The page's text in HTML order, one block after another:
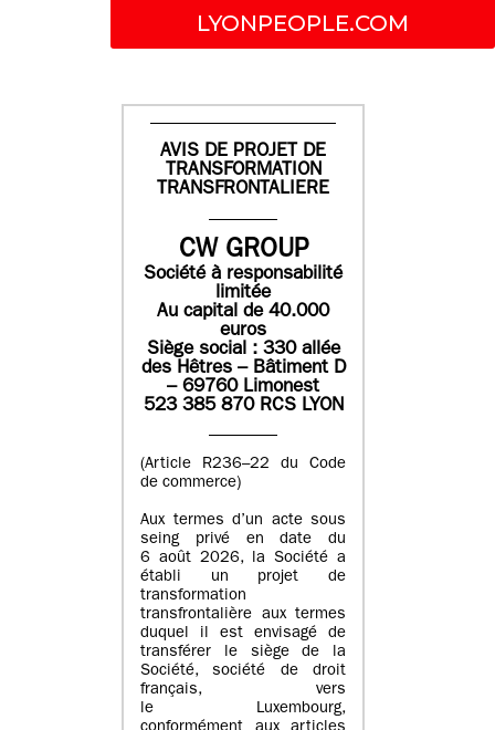
LYONPEOPLE.COM
AVIS DE PROJET DE
TRANSFORMATION
TRANSFRONTALIERE
CW GROUP
Société à responsabilité
limitée
Au capital de 40.000
euros
Siège social : 330 allée
des Hêtres – Bâtiment D
– 69760 Limonest
523 385 870 RCS LYON
(Article R236–22 du Code
de commerce)
Aux termes d’un acte sous
seing privé en date du
6 août 2026, la Société a
établi un projet de
transformation
transfrontalière aux termes
duquel il est envisagé de
transférer le siège de la
Société, société de droit
français, vers
le Luxembourg,